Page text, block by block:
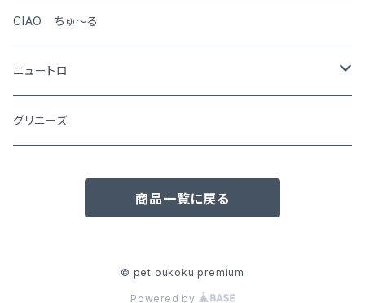
CIAO ちゅ～る
ニュートロ
シュプレモ
ワイルドレシピ
グリニーズ
商品一覧に戻る
© pet oukoku premium
Powered by